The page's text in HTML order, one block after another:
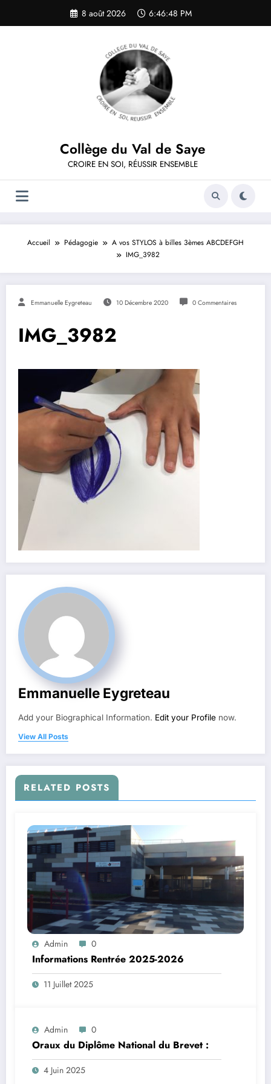
contenu
8 août 2026 6:46:48 PM
Collège du Val de Saye
CROIRE EN SOI, RÉUSSIR ENSEMBLE
Accueil Pédagogie
A vos STYLOS à billes 3èmes ABCDEFGH
IMG_3982
Emmanuelle Eygreteau 10 Décembre 2020 0 Commentaires
IMG_3982
Emmanuelle Eygreteau
Add your Biographical Information. Edit your Profile now.
View All Posts
RELATED POSTS
Admin 0
Informations Rentrée 2025-2026
11 Juillet 2025
Admin 0
Oraux du Diplôme National du Brevet :
4 Juin 2025